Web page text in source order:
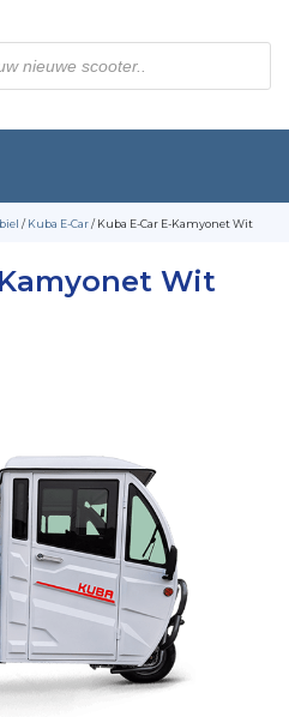
/Kuba E-Car/ Kuba E-Car E-Kamyonet Wit
Wit